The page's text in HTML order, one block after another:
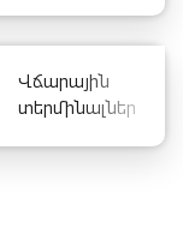
Վճարային
տերմինալներ